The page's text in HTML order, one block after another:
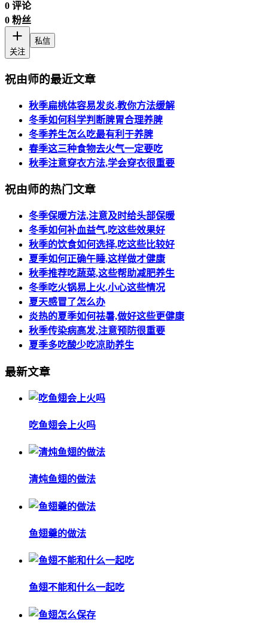
0 评论
0 粉丝
关注
私信
祝由师的最近文章
秋季扁桃体容易发炎,教你方法缓解
冬季如何科学判断脾胃合理养脾
冬季养生怎么吃最有利于养脾
春季这三种食物去火气一定要吃
秋季注意穿衣方法,学会穿衣很重要
祝由师的热门文章
冬季保暖方法,注意及时给头部保暖
冬季如何补血益气,吃这些效果好
秋季的饮食如何选择,吃这些比较好
夏季如何正确午睡,这样做才健康
秋季推荐吃蔬菜,这些帮助减肥养生
冬季吃火锅易上火,小心这些情况
夏天感冒了怎么办
炎热的夏季如何祛暑,做好这些更健康
秋季传染病高发,注意预防很重要
夏季多吃酸少吃凉助养生
最新文章
吃鱼翅会上火吗
清炖鱼翅的做法
鱼翅羹的做法
鱼翅不能和什么一起吃